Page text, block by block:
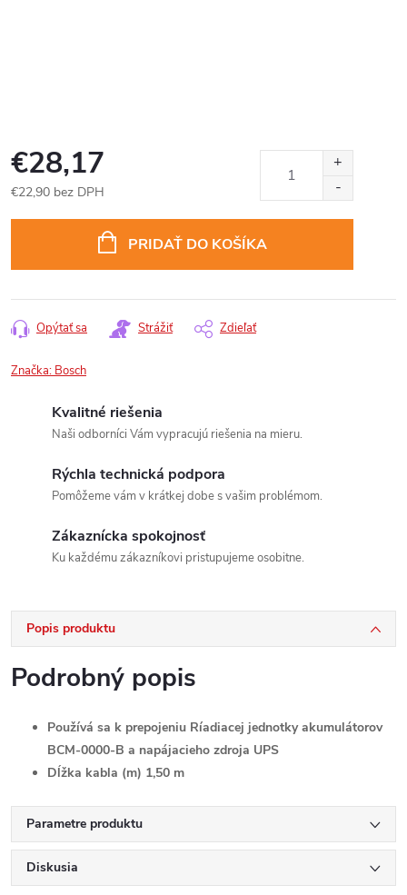
€28,17
€22,90 bez DPH
PRIDAŤ DO KOŠÍKA
Opýtať sa Strážiť Zdieľať
Značka: Bosch
Kvalitné riešenia
Naši odborníci Vám vypracujú riešenia na mieru.
Rýchla technická podpora
Pomôžeme vám v krátkej dobe s vašim problémom.
Zákaznícka spokojnosť
Ku každému zákazníkovi pristupujeme osobitne.
Popis produktu
Podrobný popis
Používá sa k prepojeniu Ríadiacej jednotky akumulátorov
BCM-0000-B a napájacieho zdroja UPS
Dĺžka kabla (m) 1,50 m
Parametre produktu
Diskusia